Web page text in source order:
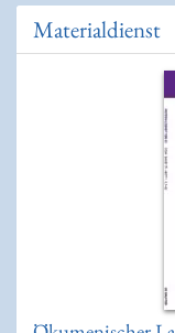
Materialdienst